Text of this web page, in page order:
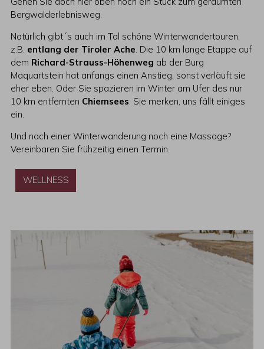
Bergwalderlebnisweg.
Natürlich gibt´s auch im Tal schöne Winterwandertouren,
z.B. entlang der Tiroler Ache. Die 10 km lange Etappe auf
dem Richard-Strauss-Höhenweg ab der Burg
Maquartstein hat anfangs einen Anstieg, sonst verläuft sie
eher eben. Oder Sie spazieren im Winter am Ufer des nur
10 km entfernten Chiemsees. Sie merken, uns fällt einiges
ein.
Und nach einer Winterwanderung noch eine Massage?
Vereinbaren Sie frühzeitig einen Termin.
WELLNESS